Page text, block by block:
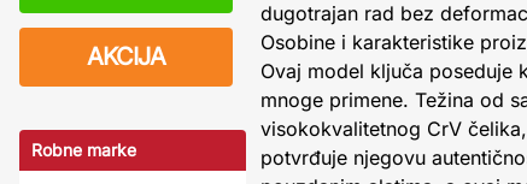
AKCIJA
Robne marke
dugotrajan rad bez
Osobine i karakteristike
Ovaj model ključa poseduje
mnoge primene. Težina od
visokokvalitetnog CrV
potvrđuje njegovu